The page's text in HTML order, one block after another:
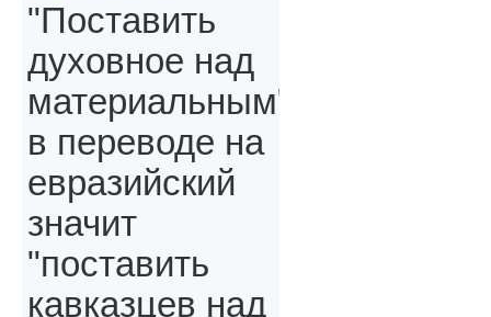
"Поставить
духовное над
материальным"
в переводе на
евразийский
значит
"поставить
кавказцев над